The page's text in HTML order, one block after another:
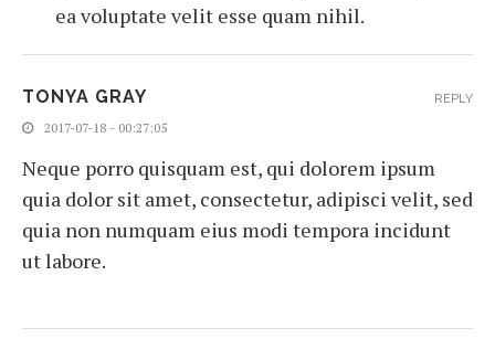
ea voluptate velit esse quam nihil.
TONYA GRAY
2017-07-18 - 00:27:05
Neque porro quisquam est, qui dolorem ipsum
quia dolor sit amet, consectetur, adipisci velit, sed
quia non numquam eius modi tempora incidunt
ut labore.
REPLY